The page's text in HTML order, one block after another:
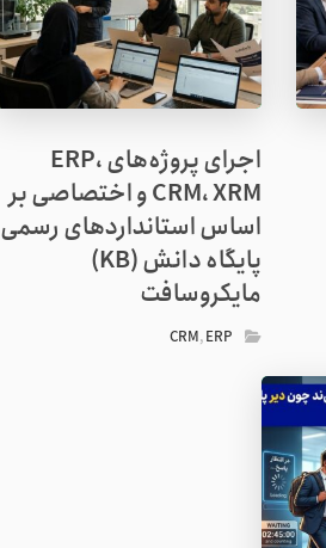
اجرای پروژه‌های ERP،
CRM، XRM و اختصاصی بر
اساس استانداردهای رسمی
پایگاه دانش (KB)
مایکروسافت
CRM,ERP